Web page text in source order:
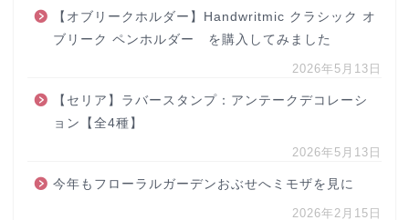
【オブリークホルダー】Handwritmic クラシック オ
ブリーク ペンホルダー を購入してみました
2026年5月13日
【セリア】ラバースタンプ：アンテークデコレーシ
ョン【全4種】
2026年5月13日
今年もフローラルガーデンおぶせへミモザを見に
2026年2月15日